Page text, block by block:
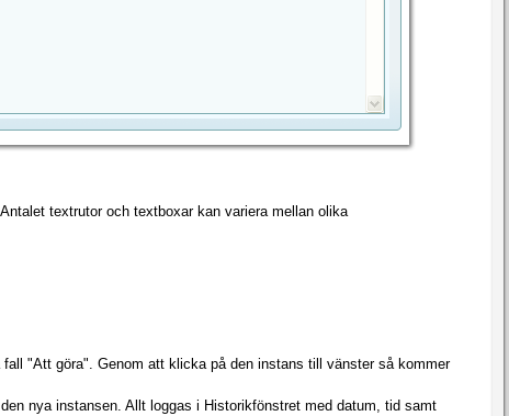
textrutor och textboxar kan variera mellan olika
"Att göra". Genom att klicka på den instans till vänster så kommer
nya instansen. Allt loggas i Historikfönstret med datum, tid samt